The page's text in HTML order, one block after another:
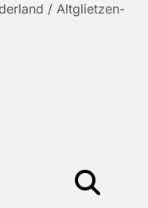
/ Altglietzen-